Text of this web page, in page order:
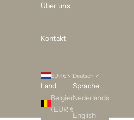
Über uns
Kontakt
EUR €
Land
Belgien
(EUR €)
Deutsch
Sprache
Nederlands
English